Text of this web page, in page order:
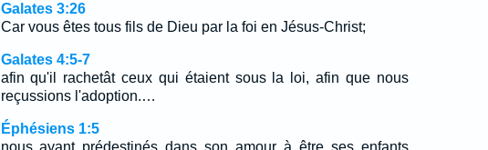
Galates 3:26
Car vous êtes tous fils de Dieu par la foi en Jésus-Christ;
Galates 4:5-7
afin qu'il rachetât ceux qui étaient sous la loi, afin que nous
reçussions l'adoption.…
Éphésiens 1:5
nous ayant prédestinés dans son amour à être ses enfants